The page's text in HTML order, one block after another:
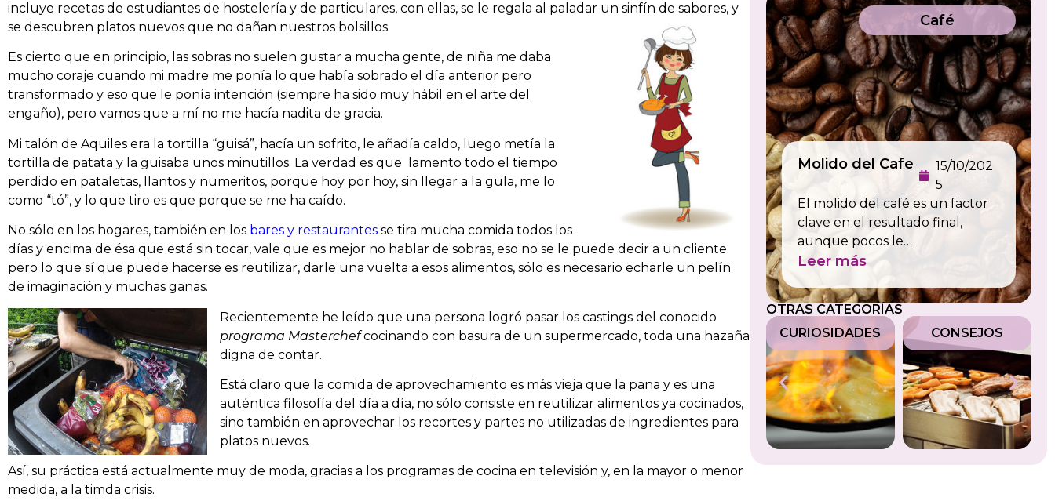
incluye recetas de estudiantes de hostelería y de particulares, con ellas, se le regala al paladar un sinfín de sabores, y
se descubren platos nuevos que no dañan nuestros bolsillos.
Es cierto que en principio, las sobras no suelen gustar a mucha gente, de niña me daba
mucho coraje cuando mi madre me ponía lo que había sobrado el día anterior pero
transformado y eso que le ponía intención (siempre ha sido muy hábil en el arte del
engaño), pero vamos que a mí no me hacía nadita de gracia.
Mi talón de Aquiles era la tortilla “guisá”, hacía un sofrito, le añadía caldo, luego metía la
tortilla de patata y la guisaba unos minutillos. La verdad es que lamento todo el tiempo
perdido en pataletas, llantos y numeritos, porque hoy por hoy, sin llegar a la gula, me lo
como “tó”, y lo que tiro es que porque se me ha caído.
No sólo en los hogares, también en los bares y restaurantes se tira mucha comida todos los
días y encima de ésa que está sin tocar, vale que es mejor no hablar de sobras, eso no se le puede decir a un cliente
pero lo que sí que puede hacerse es reutilizar, darle una vuelta a esos alimentos, sólo es necesario echarle un pelín
de imaginación y muchas ganas.
Recientemente he leído que una persona logró pasar los castings del conocido
programa Masterchefcocinando con basura de un supermercado, toda una hazaña
digna de contar.
Está claro que la comida de aprovechamiento es más vieja que la pana y es una
auténtica filosofía del día a día, no sólo consiste en reutilizar alimentos ya cocinados,
sino también en aprovechar los recortes y partes no utilizadas de ingredientes para
platos nuevos.
Así, su práctica está actualmente muy de moda, gracias a los programas de cocina en televisión y, en la mayor o menor
medida, a la timda crisis.
Café
Molido del Cafe
15/10/202
5
El molido del café es un factor
clave en el resultado final,
aunque pocos le…
Leer más
OTRAS CATEGORÍAS
CAFÉ
CÓCTELES CURIOSIDADES CONSEJOS